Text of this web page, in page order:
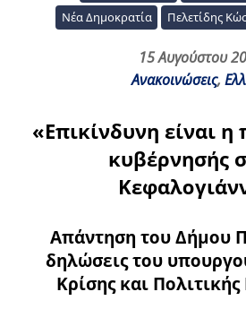
Νέα Δημοκρατία
Πελετίδης
15 Αυγούστου
Ανακοινώσεις,
«Επικίνδυνη είναι η
κυβέρνησής
Απάντηση του Δήμου
δηλώσεις του
Κρίσης και